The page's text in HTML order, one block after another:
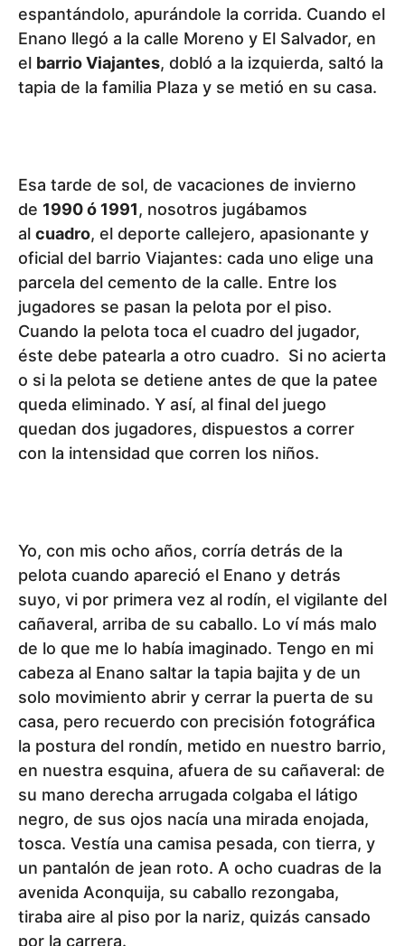
espantándolo, apurándole la corrida. Cuando el
Enano llegó a la calle Moreno y El Salvador, en
el barrio Viajantes, dobló a la izquierda, saltó la
tapia de la familia Plaza y se metió en su casa.
Esa tarde de sol, de vacaciones de invierno
de 1990 ó 1991, nosotros jugábamos
al cuadro, el deporte callejero, apasionante y
oficial del barrio Viajantes: cada uno elige una
parcela del cemento de la calle. Entre los
jugadores se pasan la pelota por el piso.
Cuando la pelota toca el cuadro del jugador,
éste debe patearla a otro cuadro. Si no acierta
o si la pelota se detiene antes de que la patee
queda eliminado. Y así, al final del juego
quedan dos jugadores, dispuestos a correr
con la intensidad que corren los niños.
Yo, con mis ocho años, corría detrás de la
pelota cuando apareció el Enano y detrás
suyo, vi por primera vez al rodín, el vigilante del
cañaveral, arriba de su caballo. Lo ví más malo
de lo que me lo había imaginado. Tengo en mi
cabeza al Enano saltar la tapia bajita y de un
solo movimiento abrir y cerrar la puerta de su
casa, pero recuerdo con precisión fotográfica
la postura del rondín, metido en nuestro barrio,
en nuestra esquina, afuera de su cañaveral: de
su mano derecha arrugada colgaba el látigo
negro, de sus ojos nacía una mirada enojada,
tosca. Vestía una camisa pesada, con tierra, y
un pantalón de jean roto. A ocho cuadras de la
avenida Aconquija, su caballo rezongaba,
tiraba aire al piso por la nariz, quizás cansado
por la carrera.